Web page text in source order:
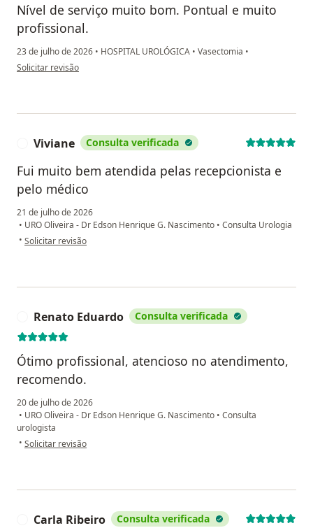
Nível de serviço muito bom. Pontual e muito
profissional.
23 de julho de 2026 • HOSPITAL UROLÓGICA • Vasectomia •
na opinião do utilizador Marcio LB
Solicitar revisão
Viviane Consulta verificada
Fui muito bem atendida pelas recepcionista e
pelo médico
21 de julho de 2026
• URO Oliveira - Dr Edson Henrique G. Nascimento • Consulta Urologia
• na opinião do utilizador Viviane
Solicitar revisão
Renato Eduardo Consulta verificada
Ótimo profissional, atencioso no atendimento,
recomendo.
20 de julho de 2026
• URO Oliveira - Dr Edson Henrique G. Nascimento • Consulta
urologista
• na opinião do utilizador Renato Eduardo
Solicitar revisão
Carla Ribeiro Consulta verificada